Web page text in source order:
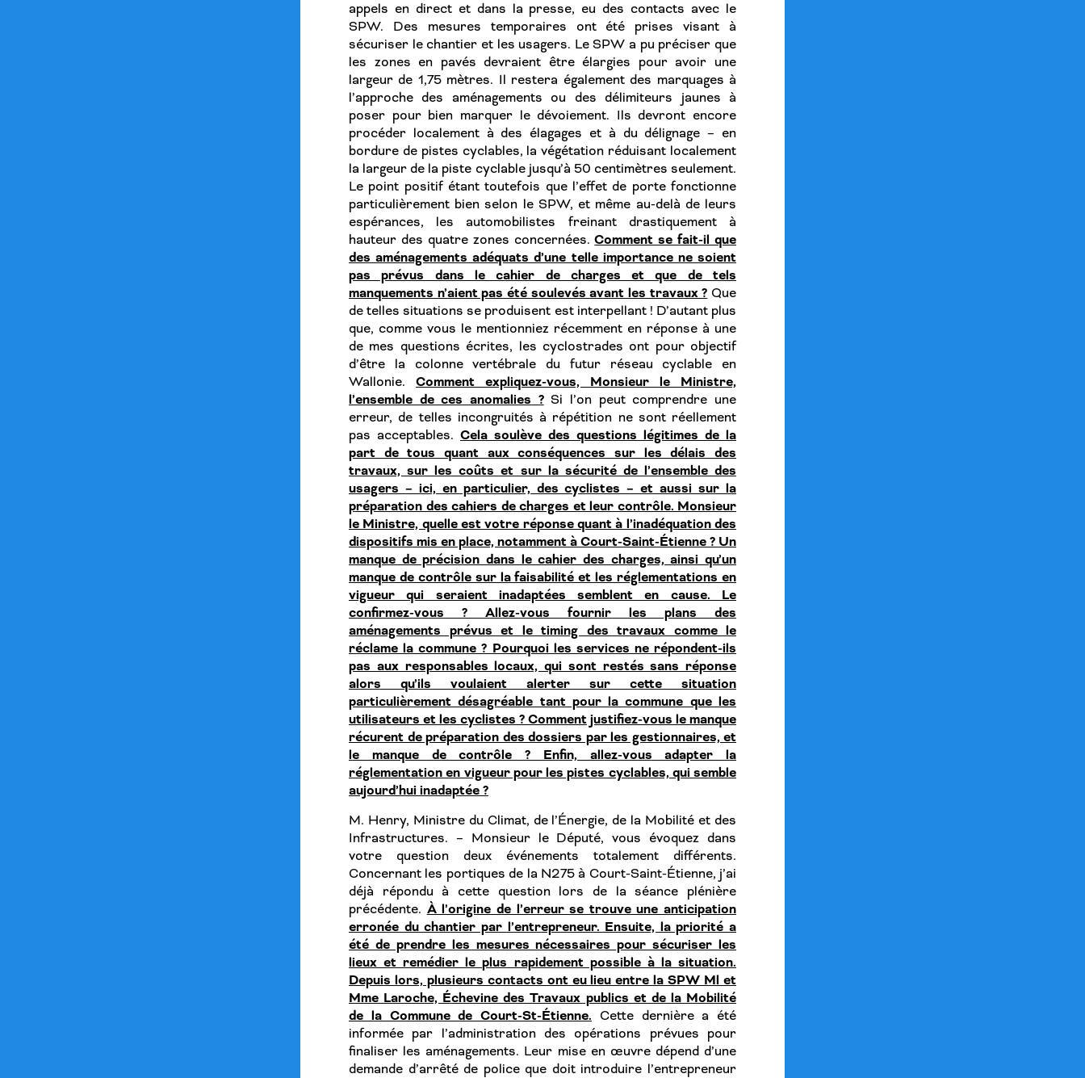
appels en direct et dans la presse, eu des contacts avec le
SPW. Des mesures temporaires ont été prises visant à
sécuriser le chantier et les usagers. Le SPW a pu préciser que
les zones en pavés devraient être élargies pour avoir une
largeur de 1,75 mètres. Il restera également des marquages à
l’approche des aménagements ou des délimiteurs jaunes à
poser pour bien marquer le dévoiement. Ils devront encore
procéder localement à des élagages et à du délignage – en
bordure de pistes cyclables, la végétation réduisant localement
la largeur de la piste cyclable jusqu’à 50 centimètres seulement.
Le point positif étant toutefois que l’effet de porte fonctionne
particulièrement bien selon le SPW, et même au-delà de leurs
espérances, les automobilistes freinant drastiquement à
hauteur des quatre zones concernées.Comment se fait-il que
des aménagements adéquats d’une telle importance ne soient
pas prévus dans le cahier de charges et que de tels
manquements n’aient pas été soulevés avant les travaux ? Que
de telles situations se produisent est interpellant ! D’autant plus
que, comme vous le mentionniez récemment en réponse à une
de mes questions écrites, les cyclostrades ont pour objectif
d’être la colonne vertébrale du futur réseau cyclable en
Wallonie. Comment expliquez-vous, Monsieur le Ministre,
l’ensemble de ces anomalies ?Si l’on peut comprendre une
erreur, de telles incongruités à répétition ne sont réellement
pas acceptables. Cela soulève des questions légitimes de la
part de tous quant aux conséquences sur les délais des
travaux, sur les coûts et sur la sécurité de l’ensemble des
usagers – ici, en particulier, des cyclistes – et aussi sur la
préparation des cahiers de charges et leur contrôle. Monsieur
le Ministre, quelle est votre réponse quant à l’inadéquation des
dispositifs mis en place, notamment à Court-Saint-Étienne ? Un
manque de précision dans le cahier des charges, ainsi qu’un
manque de contrôle sur la faisabilité et les réglementations en
vigueur qui seraient inadaptées semblent en cause. Le
confirmez-vous ? Allez-vous fournir les plans des
aménagements prévus et le timing des travaux comme le
réclame la commune ? Pourquoi les services ne répondent-ils
pas aux responsables locaux, qui sont restés sans réponse
alors qu’ils voulaient alerter sur cette situation
particulièrement désagréable tant pour la commune que les
utilisateurs et les cyclistes ? Comment justifiez-vous le manque
récurent de préparation des dossiers par les gestionnaires, et
le manque de contrôle ? Enfin, allez-vous adapter la
réglementation en vigueur pour les pistes cyclables, qui semble
aujourd’hui inadaptée ?
M. Henry, Ministre du Climat, de l’Énergie, de la Mobilité et des
Infrastructures. – Monsieur le Député, vous évoquez dans
votre question deux événements totalement différents.
Concernant les portiques de la N275 à Court-Saint-Étienne, j’ai
déjà répondu à cette question lors de la séance plénière
précédente. À l’origine de l’erreur se trouve une anticipation
erronée du chantier par l’entrepreneur. Ensuite, la priorité a
été de prendre les mesures nécessaires pour sécuriser les
lieux et remédier le plus rapidement possible à la situation.
Depuis lors, plusieurs contacts ont eu lieu entre la SPW Ml et
Mme Laroche, Échevine des Travaux publics et de la Mobilité
de la Commune de Court-St-Étienne. Cette dernière a été
informée par l’administration des opérations prévues pour
finaliser les aménagements. Leur mise en œuvre dépend d’une
demande d’arrêté de police que doit introduire l’entrepreneur